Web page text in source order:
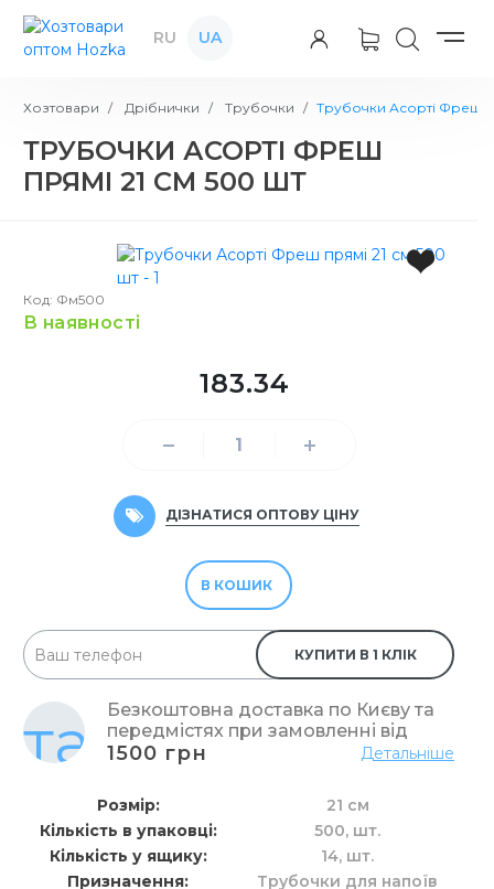
RU UA
Хозтовари Дрібнички Трубочки Трубочки Асорті Фреш
ТРУБОЧКИ АСОРТІ ФРЕШ
ПРЯМІ 21 СМ 500 ШТ
Код: Фм500
в наявності
183.34
ДІЗНАТИСЯ ОПТОВУ ЦІНУ
В КОШИК
КУПИТИ В 1 КЛІК
Безкоштовна доставка по Києву та
передмістях при замовленні від
1500 грн Детальніше
Розмір
21 см
Кількість в упаковці
500, шт.
Кількість у ящику
14, шт.
Призначення
Трубочки для напоїв